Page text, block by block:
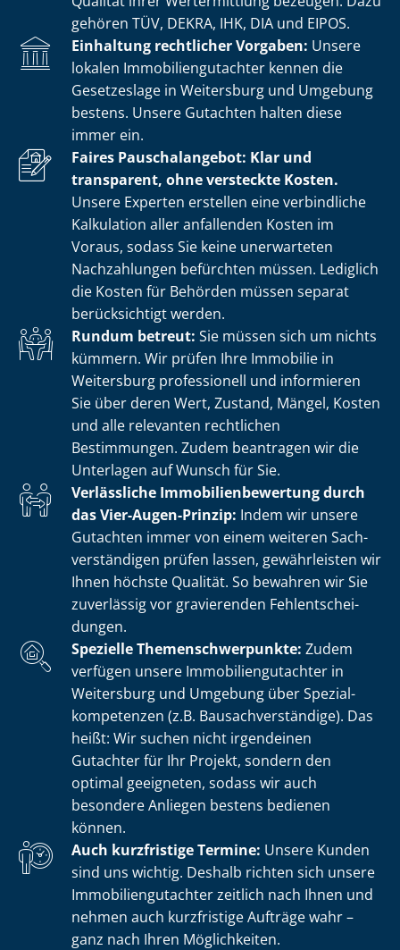
gehören TÜV, DEKRA, IHK, DIA und EIPOS.
Einhaltung rechtlicher Vorgaben: Unsere
lokalen Im­mo­bi­li­en­gut­ach­ter kennen die
Gesetzeslage in Weitersburg und Umgebung
bestens. Unsere Gutachten halten diese
immer ein.
Faires Pauschalangebot: Klar und
transparent, ohne versteckte Kosten.
Unsere Experten erstellen eine verbindliche
Kalkulation aller anfallenden Kosten im
Voraus, sodass Sie keine unerwarteten
Nachzahlungen befürchten müssen. Lediglich
die Kosten für Behörden müssen separat
berücksichtigt werden.
Rundum betreut: Sie müssen sich um nichts
kümmern. Wir prüfen Ihre Immobilie in
Weitersburg professionell und informieren
Sie über deren Wert, Zustand, Mängel, Kosten
und alle relevanten rechtlichen
Bestimmungen. Zudem beantragen wir die
Unterlagen auf Wunsch für Sie.
Verlässliche Im­mo­bi­li­en­be­wer­tung durch
das Vier-Augen-Prinzip: Indem wir unsere
Gutachten immer von einem weiteren Sach­
ver­stän­di­gen prüfen lassen, gewährleisten wir
Ihnen höchste Qualität. So bewahren wir Sie
zuverlässig vor gravierenden Fehl­ent­schei­
dun­gen.
Spezielle The­men­schwer­punk­te: Zudem
verfügen unsere Im­mo­bi­li­en­gut­ach­ter in
Weitersburg und Umgebung über Spe­zi­al­
kom­pe­ten­zen (z.B. Bau­sach­ver­stän­di­ge). Das
heißt: Wir suchen nicht irgendeinen
Gutachter für Ihr Projekt, sondern den
optimal geeigneten, sodass wir auch
besondere Anliegen bestens bedienen
können.
Auch kurzfristige Termine: Unsere Kunden
sind uns wichtig. Deshalb richten sich unsere
Im­mo­bi­li­en­gut­ach­ter zeitlich nach Ihnen und
nehmen auch kurzfristige Aufträge wahr –
ganz nach Ihren Möglichkeiten.